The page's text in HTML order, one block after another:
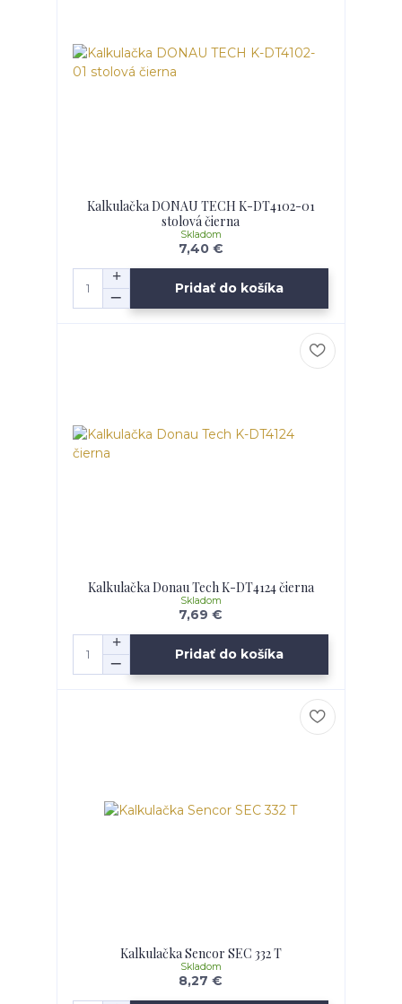
Kalkulačka DONAU TECH K-DT4102-01
stolová čierna
7,40 €
Skladom
Pridať do košíka
Kalkulačka Donau Tech K-DT4124 čierna
7,69 €
Skladom
Pridať do košíka
Kalkulačka Sencor SEC 332 T
8,27 €
Skladom